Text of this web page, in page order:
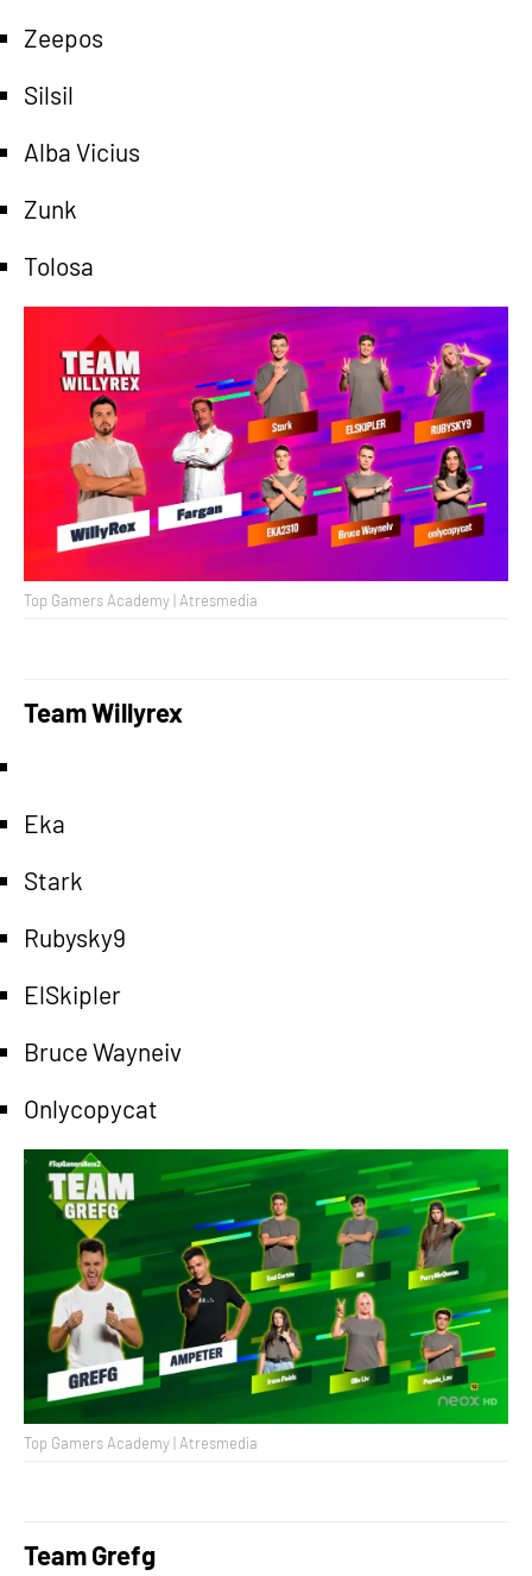
Zeepos
Silsil
Alba Vicius
Zunk
Tolosa
Top Gamers Academy | Atresmedia
Team Willyrex
Eka
Stark
Rubysky9
ElSkipler
Bruce Wayneiv
Onlycopycat
Top Gamers Academy | Atresmedia
Team Grefg